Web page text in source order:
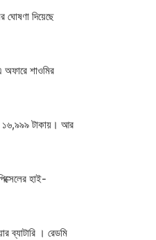
ঘোষণা দিয়েছে
অফারে শাওমির
১৬,৯৯৯ টাকায়। আর
হাই-
ব্যাটারি । রেডমি